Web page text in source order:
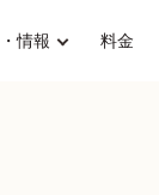
情報 料金